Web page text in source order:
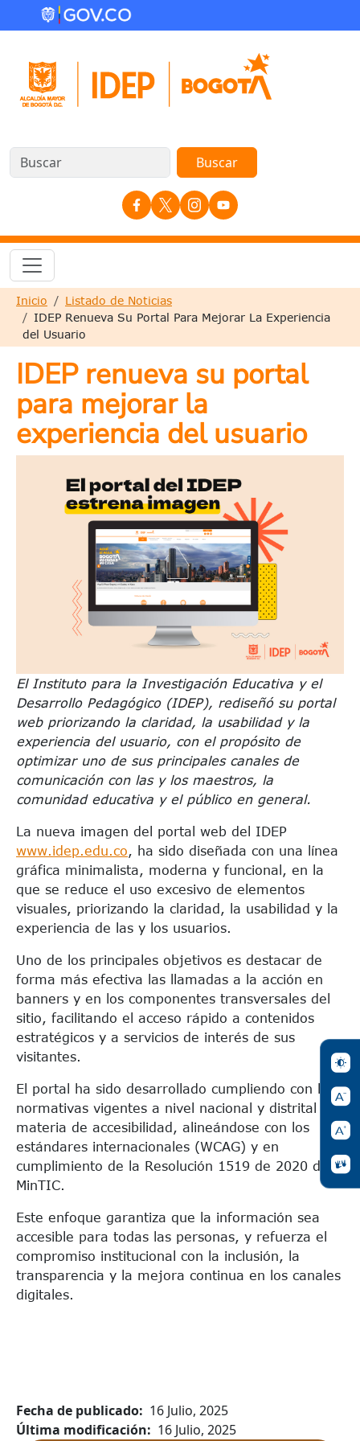
Pasar al contenido principal
Sobrescribir enlaces de ayuda a la
Inicio
Listado de Noticias
IDEP Renueva Su Portal Para Mejorar La Experiencia
del Usuario
IDEP renueva su portal
para mejorar la
experiencia del usuario
El Instituto para la Investigación Educativa y el
Desarrollo Pedagógico (IDEP), rediseñó su portal
web priorizando la claridad, la usabilidad y la
experiencia del usuario, con el propósito de
optimizar uno de sus principales canales de
comunicación con las y los maestros, la
comunidad educativa y el público en general.
La nueva imagen del portal web del IDEP
www.idep.edu.co, ha sido diseñada con una línea
gráfica minimalista, moderna y funcional, en la
que se reduce el uso excesivo de elementos
visuales, priorizando la claridad, la usabilidad y la
experiencia de las y los usuarios.
Uno de los principales objetivos es destacar de
forma más efectiva las llamadas a la acción en
banners y en los componentes transversales del
sitio, facilitando el acceso rápido a contenidos
estratégicos y a servicios de interés de sus
visitantes.
El portal ha sido desarrollado cumpliendo con las
normativas vigentes a nivel nacional y distrital en
materia de accesibilidad, alineándose con los
estándares internacionales (WCAG) y en
cumplimiento de la Resolución 1519 de 2020 del
MinTIC.
Este enfoque garantiza que la información sea
accesible para todas las personas, y refuerza el
compromiso institucional con la inclusión, la
transparencia y la mejora continua en los canales
digitales.
Fecha de publicado
16 Julio, 2025
Última modificación
16 Julio, 2025